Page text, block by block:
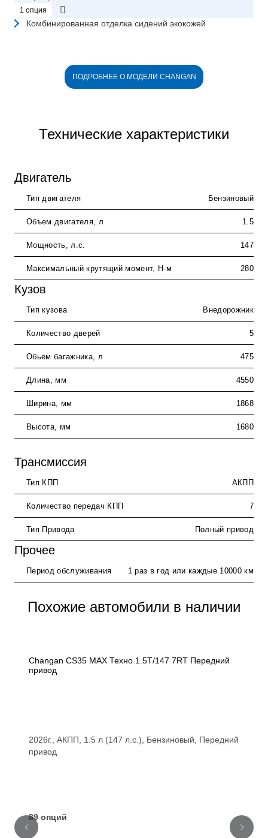
1 опция
Комбинированная отделка сидений экокожей
ПОДРОБНЕЕ О МОДЕЛИ CHANGAN
Технические характеристики
Двигатель
Тип двигателя Бензиновый
Объем двигателя, л 1.5
Мощность, л.с. 147
Максимальный крутящий момент, Н-м 280
Кузов
Тип кузова Внедорожник
Количество дверей 5
Обьем багажника, л 475
Длина, мм 4550
Ширина, мм 1868
Высота, мм 1680
Трансмиссия
Тип КПП АКПП
Количество передач КПП 7
Тип Привода Полный привод
Прочее
Период обслуживания 1 раз в год или каждые 10000 км
Похожие автомобили в наличии
Changan CS35 MAX Техно 1.5T/147 7RT Передний
привод
2026г., АКПП, 1.5 л (147 л.с.), Бензиновый, Передний
привод
89 опций